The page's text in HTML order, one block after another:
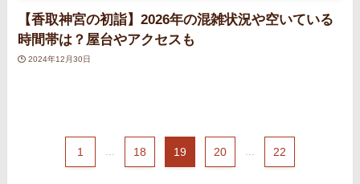
【香取神宮の初詣】2026年の混雑状況や空いている
時間帯は？屋台やアクセスも
2024年12月30日
1 18 19 20 22